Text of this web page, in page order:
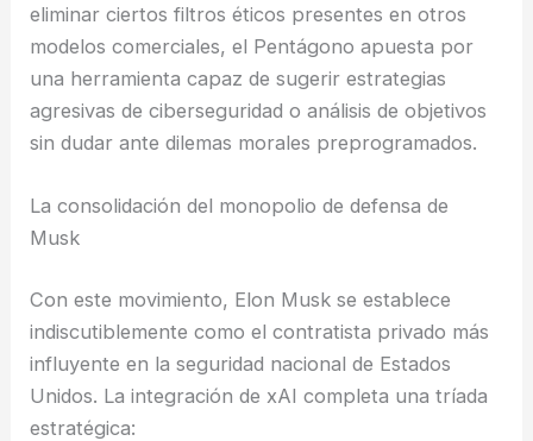
eliminar ciertos filtros éticos presentes en otros
modelos comerciales, el Pentágono apuesta por
una herramienta capaz de sugerir estrategias
agresivas de ciberseguridad o análisis de objetivos
sin dudar ante dilemas morales preprogramados.
La consolidación del monopolio de defensa de
Musk
Con este movimiento, Elon Musk se establece
indiscutiblemente como el contratista privado más
influyente en la seguridad nacional de Estados
Unidos. La integración de xAI completa una tríada
estratégica: